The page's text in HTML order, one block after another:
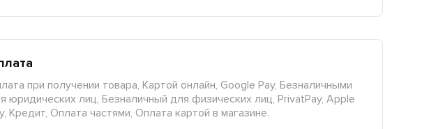
при получении товара, Картой онлайн, Google Pay, Безналичными
юридических лиц, Безналичный для физических лиц, PrivatPay, Apple
Кредит, Оплата частями, Оплата картой в магазине.